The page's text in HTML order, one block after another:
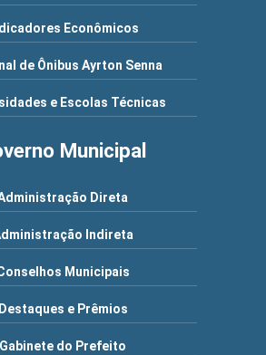
Econômicos
de Ônibus Ayrton Senna
e Escolas Técnicas
Municipal
Direta
Indireta
Municipais
Destaques e Prêmios
Gabinete do Prefeito